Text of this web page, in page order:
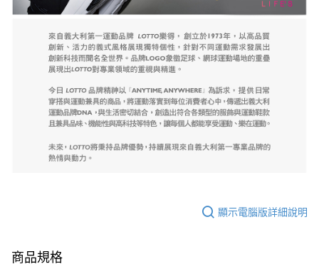
顯示電腦版詳細說明
商品規格